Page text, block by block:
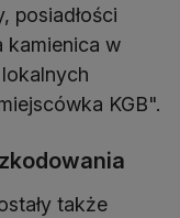
posiadłości
kamienica w
KGB".
także